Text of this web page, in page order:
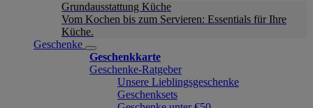
Grundausstattung Küche
Vom Kochen bis zum Servieren: Essentials für Ihre
Küche.
Geschenke
Geschenkkarte
Geschenke-Ratgeber
Unsere Lieblingsgeschenke
Geschenksets